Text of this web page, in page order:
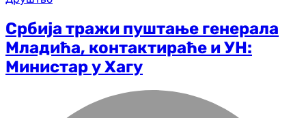
Србија тражи пуштање генерала
Младића, контактираће и УН:
Министар у Хагу